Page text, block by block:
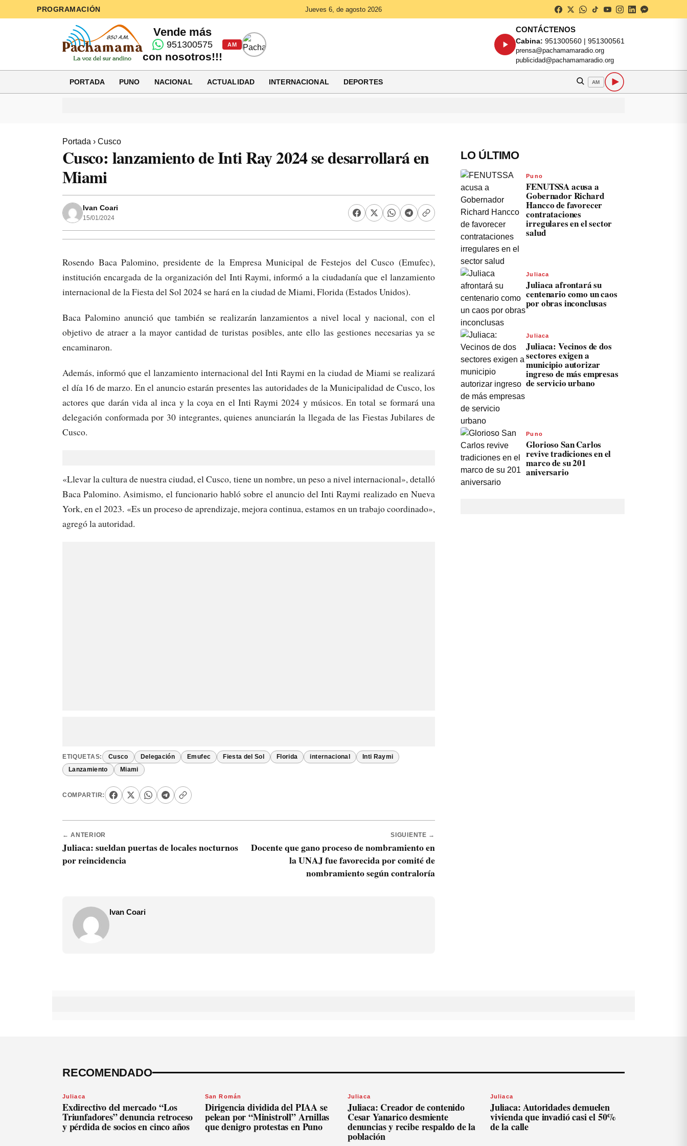
PROGRAMACIÓN Jueves 6, de agosto 2026
Vende más
951300575
con nosotros!!!
AM
CONTÁCTENOS
Cabina: 951300560 | 951300561
prensa@pachamamaradio.org
publicidad@pachamamaradio.org
PORTADA PUNO NACIONAL ACTUALIDAD INTERNACIONAL DEPORTES AM
Portada › Cusco
Cusco: lanzamiento de Inti Ray 2024 se desarrollará en
Miami
Ivan Coari
15/01/2024
Rosendo Baca Palomino, presidente de la Empresa Municipal de Festejos del Cusco (Emufec),
institución encargada de la organización del Inti Raymi, informó a la ciudadanía que el lanzamiento
internacional de la Fiesta del Sol 2024 se hará en la ciudad de Miami, Florida (Estados Unidos).
Baca Palomino anunció que también se realizarán lanzamientos a nivel local y nacional, con el
objetivo de atraer a la mayor cantidad de turistas posibles, ante ello las gestiones necesarias ya se
encaminaron.
Además, informó que el lanzamiento internacional del Inti Raymi en la ciudad de Miami se realizará
el día 16 de marzo. En el anuncio estarán presentes las autoridades de la Municipalidad de Cusco, los
actores que darán vida al inca y la coya en el Inti Raymi 2024 y músicos. En total se formará una
delegación conformada por 30 integrantes, quienes anunciarán la llegada de las Fiestas Jubilares de
Cusco.
«Llevar la cultura de nuestra ciudad, el Cusco, tiene un nombre, un peso a nivel internacional», detalló
Baca Palomino. Asimismo, el funcionario habló sobre el anuncio del Inti Raymi realizado en Nueva
York, en el 2023. «Es un proceso de aprendizaje, mejora continua, estamos en un trabajo coordinado»,
agregó la autoridad.
ETIQUETAS: Cusco Delegación Emufec Fiesta del Sol Florida internacional Inti Raymi
Lanzamiento Miami
COMPARTIR:
← ANTERIOR
Juliaca: sueldan puertas de locales nocturnos
por reincidencia
SIGUIENTE →
Docente que gano proceso de nombramiento en
la UNAJ fue favorecida por comité de
nombramiento según contraloría
Ivan Coari
LO ÚLTIMO
Puno
FENUTSSA acusa a
Gobernador Richard
Hancco de favorecer
contrataciones
irregulares en el sector
salud
Juliaca
Juliaca afrontará su
centenario como un caos
por obras inconclusas
Juliaca
Juliaca: Vecinos de dos
sectores exigen a
municipio autorizar
ingreso de más empresas
de servicio urbano
Puno
Glorioso San Carlos
revive tradiciones en el
marco de su 201
aniversario
RECOMENDADO
Juliaca
Exdirectivo del mercado “Los
Triunfadores” denuncia retroceso
y pérdida de socios en cinco años
San Román
Dirigencia dividida del PIAA se
pelean por “Ministroll” Arnillas
que denigro protestas en Puno
Juliaca
Juliaca: Creador de contenido
Cesar Yanarico desmiente
denuncias y recibe respaldo de la
población
Juliaca
Juliaca: Autoridades demuelen
vivienda que invadió casi el 50%
de la calle